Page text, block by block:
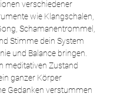
verschiedener
wie Klangschalen,
Schamanentrommel,
Stimme dein System
und Balance bringen.
meditativen Zustand
ganzer Körper
Gedanken verstummen